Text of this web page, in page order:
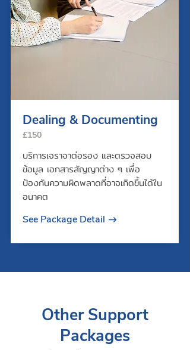
Dealing & Documenting
£150
บริการเจราจาต่อรอง และตรวจสอบ
ข้อมูล เอกสารสัญญาต่าง ๆ เพื่อ
ป้องกันความผิดพลาดที่อาจเกิดขึ้นได้ใน
อนาคต
See Package Detail
Other Support
Packages